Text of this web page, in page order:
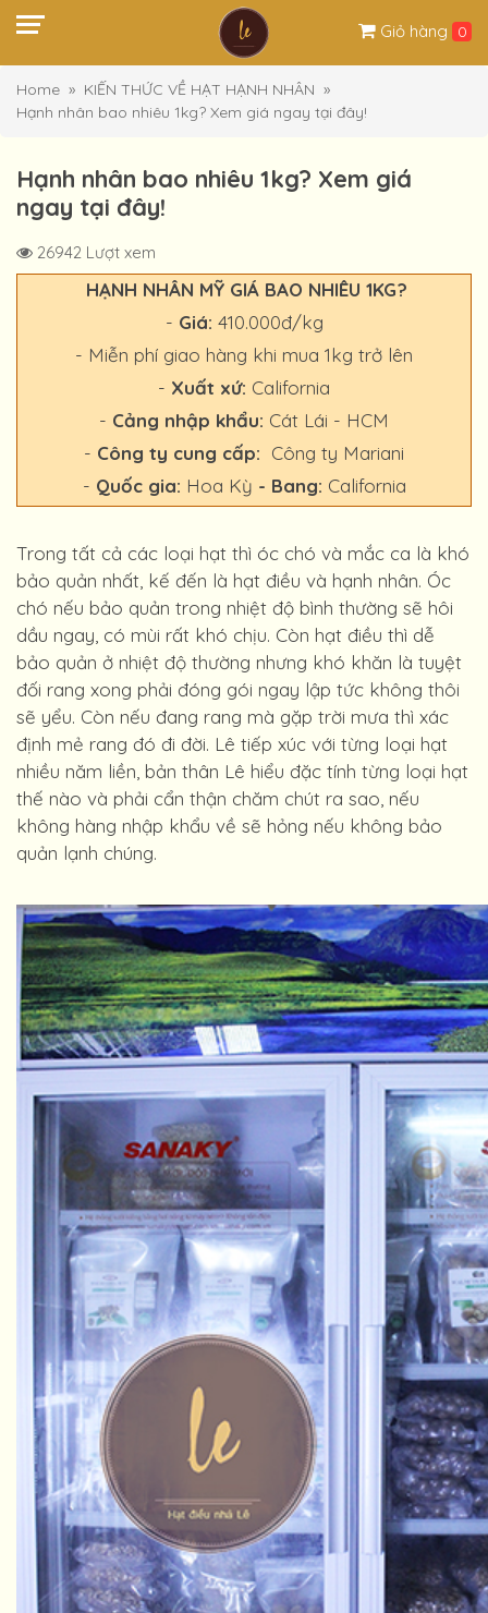
Giỏ hàng 0
Home
KIẾN THỨC VỀ HẠT HẠNH NHÂN
Hạnh nhân bao nhiêu 1kg? Xem giá ngay tại đây!
Hạnh nhân bao nhiêu 1kg? Xem giá
ngay tại đây!
26942 Lượt xem
HẠNH NHÂN MỸ GIÁ BAO NHIÊU 1KG?
- Giá: 410.000đ/kg
- Miễn phí giao hàng khi mua 1kg trở lên
- Xuất xứ: California
- Cảng nhập khẩu: Cát Lái - HCM
- Công ty cung cấp: Công ty Mariani
- Quốc gia: Hoa Kỳ - Bang: California
Trong tất cả các loại hạt thì óc chó và mắc ca là khó
bảo quản nhất, kế đến là hạt điều và hạnh nhân. Óc
chó nếu bảo quản trong nhiệt độ bình thường sẽ hôi
dầu ngay, có mùi rất khó chịu. Còn hạt điều thì dễ
bảo quản ở nhiệt độ thường nhưng khó khăn là tuyệt
đối rang xong phải đóng gói ngay lập tức không thôi
sẽ yểu. Còn nếu đang rang mà gặp trời mưa thì xác
định mẻ rang đó đi đời. Lê tiếp xúc với từng loại hạt
nhiều năm liền, bản thân Lê hiểu đặc tính từng loại hạt
thế nào và phải cẩn thận chăm chút ra sao, nếu
không hàng nhập khẩu về sẽ hỏng nếu không bảo
quản lạnh chúng.